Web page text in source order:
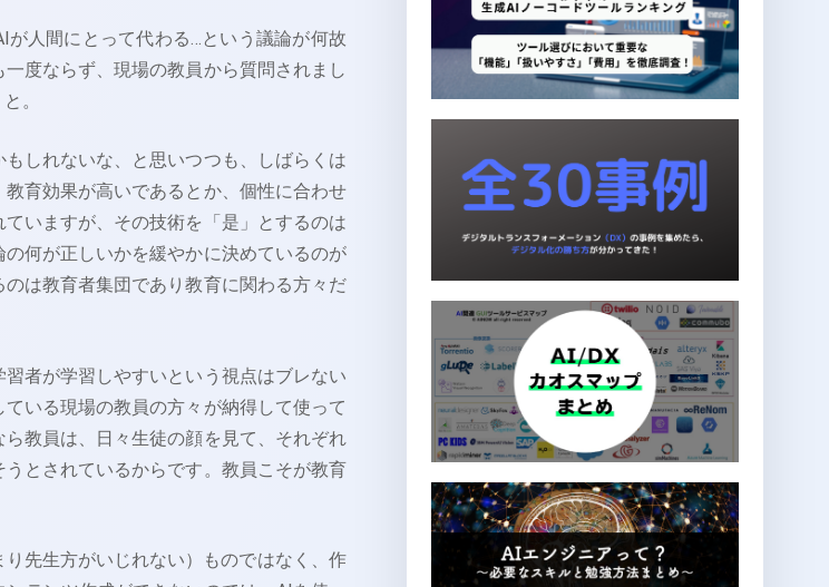
人間にとって代わる…という議論が何故
度ならず、現場の教員から質問されまし
。
しれないな、と思いつつも、しばらくは
育効果が高いであるとか、個性に合わせ
いますが、その技術を「是」とするのは
何が正しいかを緩やかに決めているのが
は教育者集団であり教育に関わる方々だ
者が学習しやすいという視点はブレない
いる現場の教員の方々が納得して使って
教員は、日々生徒の顔を見て、それぞれ
とされているからです。教員こそが教育
先生方がいじれない）ものではなく、作